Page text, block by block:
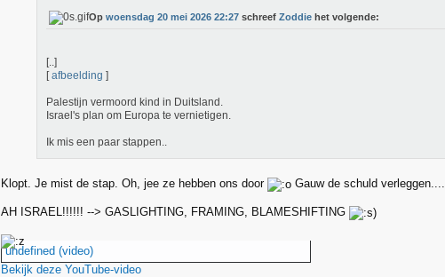
Op woensdag 20 mei 2026 22:27 schreef Zoddie het volgende:
[..]
[afbeelding ]
Palestijn vermoord kind in Duitsland.
Israel's plan om Europa te vernietigen.
Ik mis een paar stappen..
Klopt. Je mist de stap. Oh, jee ze hebben ons door Gauw de schuld verleggen....
AH ISRAEL!!!!!! --> GASLIGHTING, FRAMING, BLAMESHIFTING
undefined (video)
Bekijk deze YouTube-video